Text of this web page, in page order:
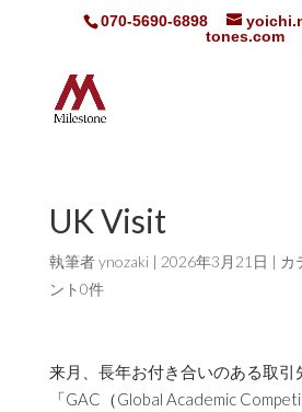
070-5690-6898
tones.com
UK Visit
執筆者ynozaki| 2026年3月21日 | カ
ント0件
来月、長年お付き合いのある取引
「GAC（Global Academic